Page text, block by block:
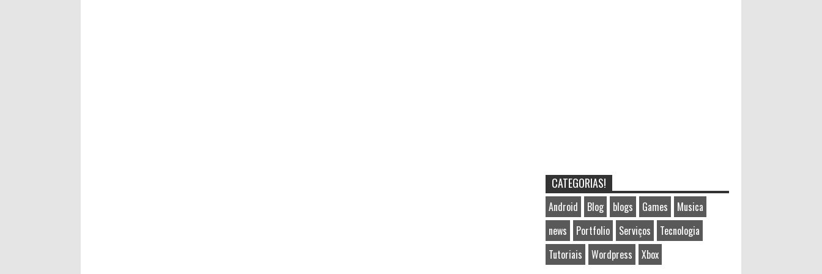
CATEGORIAS!
Android Blog blogs Games
Musica
news
Portfolio Serviços
Tecnologia
Tutoriais
Wordpress Xbox